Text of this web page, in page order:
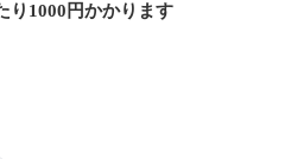
り 1000 円かかります